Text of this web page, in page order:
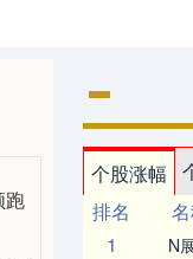
跑
个股涨幅
排名
1
N